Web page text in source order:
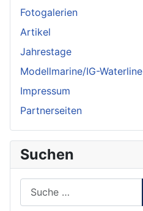
Fotogalerien
Artikel
Jahrestage
Modellmarine/IG-Waterline
Impressum
Partnerseiten
Suchen